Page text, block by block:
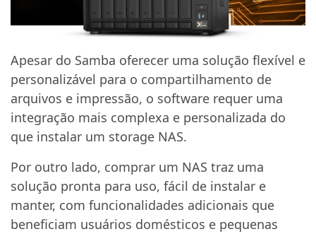
Apesar do Samba oferecer uma solução flexível e
personalizável para o compartilhamento de
arquivos e impressão, o software requer uma
integração mais complexa e personalizada do
que instalar um storage NAS.
Por outro lado, comprar um NAS traz uma
solução pronta para uso, fácil de instalar e
manter, com funcionalidades adicionais que
beneficiam usuários domésticos e pequenas